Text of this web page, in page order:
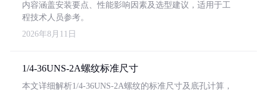
内容涵盖安装要点、性能影响因素及选型建议，适用于工
程技术人员参考。
2026年8月11日
1/4-36UNS-2A螺纹标准尺寸
本文详细解析1/4-36UNS-2A螺纹的标准尺寸及底孔计算，